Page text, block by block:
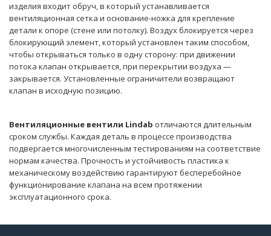
изделия входит обруч, в который устанавливается
вентиляционная сетка и основание-ножка для крепление
детали к опоре (стене или потолку). Воздух блокируется через
блокирующий элемент, который установлен таким способом,
чтобы открываться только в одну сторону: при движении
потока клапан открывается, при перекрытии воздуха —
закрывается. Установленные ограничители возвращают
клапан в исходную позицию.
Вентиляционные вентили Lindab отличаются длительным
сроком службы. Каждая деталь в процессе производства
подвергается многочисленным тестированиям на соответствие
нормам качества. Прочность и устойчивость пластика к
механическому воздействию гарантируют бесперебойное
функционирование клапана на всем протяжении
эксплуатационного срока.